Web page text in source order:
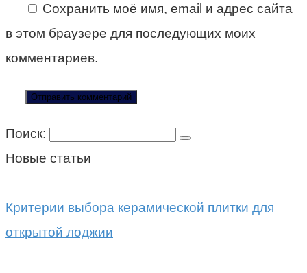
Сохранить моё имя, email и адрес сайта
в этом браузере для последующих моих
комментариев.
Поиск:
Новые статьи
Критерии выбора керамической плитки для
открытой лоджии